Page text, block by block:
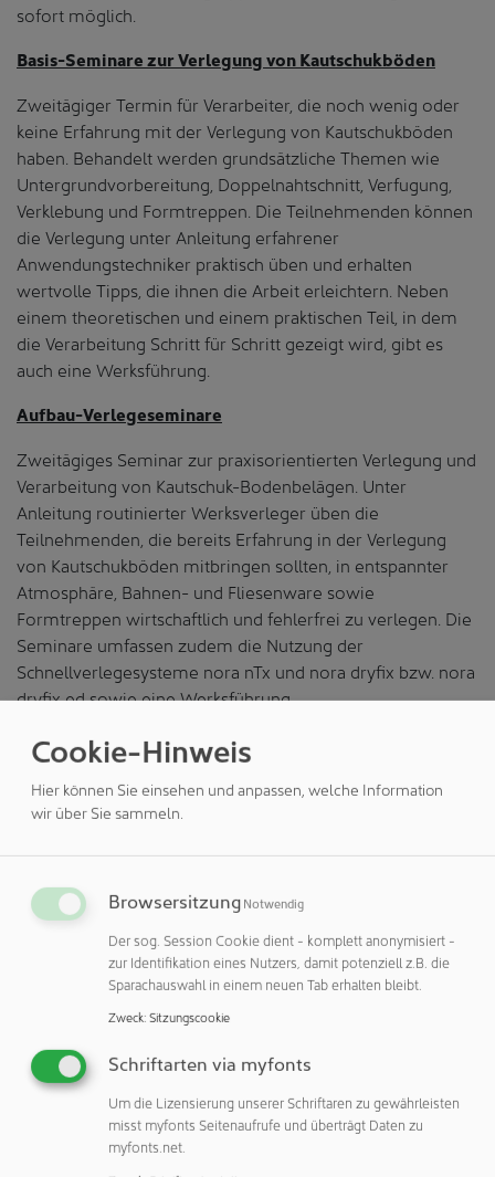
sofort möglich.
Basis-Seminare zur Verlegung von Kautschukböden
Zweitägiger Termin für Verarbeiter, die noch wenig oder
keine Erfahrung mit der Verlegung von Kautschukböden
haben. Behandelt werden grundsätzliche Themen wie
Untergrundvorbereitung, Doppelnahtschnitt, Verfugung,
Verklebung und Formtreppen. Die Teilnehmenden können
die Verlegung unter Anleitung erfahrener
Anwendungstechniker praktisch üben und erhalten
wertvolle Tipps, die ihnen die Arbeit erleichtern. Neben
einem theoretischen und einem praktischen Teil, in dem
die Verarbeitung Schritt für Schritt gezeigt wird, gibt es
auch eine Werksführung.
Aufbau-Verlegeseminare
Zweitägiges Seminar zur praxisorientierten Verlegung und
Verarbeitung von Kautschuk-Bodenbelägen. Unter
Anleitung routinierter Werksverleger üben die
Teilnehmenden, die bereits Erfahrung in der Verlegung
von Kautschukböden mitbringen sollten, in entspannter
Atmosphäre, Bahnen- und Fliesenware sowie
Formtreppen wirtschaftlich und fehlerfrei zu verlegen. Die
Seminare umfassen zudem die Nutzung der
Schnellverlegesysteme nora nTx und nora dryfix bzw. nora
dryfix ed sowie eine Werksführung.
Seminare für Reinigungsverantwortliche und -
dienstleister
nora Bodenbeläge verlassen das Werk in Weinheim als
Hygienerichtlinien entsprechen, ist eine sachgerechte
Reinigung von hoher Bedeutung. Bei diesem zweitägigen
Seminar demonstriert ein nora Anwendungstechniker
verschiedene Reinigungsverfahren und gibt Tipps zur
Sanierung beschädigter Oberflächen.
Webinare
Neben Schulungen vor Ort bietet nora auch regelmäßig
kostenlose Webinare an. In diesen halbstündigen Online-
Schulungen teilen unsere erfahrenen
Cookie-Hinweis
Hier können Sie einsehen und anpassen, welche Information
wir über Sie sammeln.
Browsersitzung Notwendig
Der sog. Session Cookie dient - komplett anonymisiert -
zur Identifikation eines Nutzers, damit potenziell z.B. die
Sparachauswahl in einem neuen Tab erhalten bleibt.
Zweck: Sitzungscookie
Schriftarten via myfonts
Um die Lizensierung unserer Schriftaren zu gewährleisten
misst myfonts Seitenaufrufe und überträgt Daten zu
myfonts.net.